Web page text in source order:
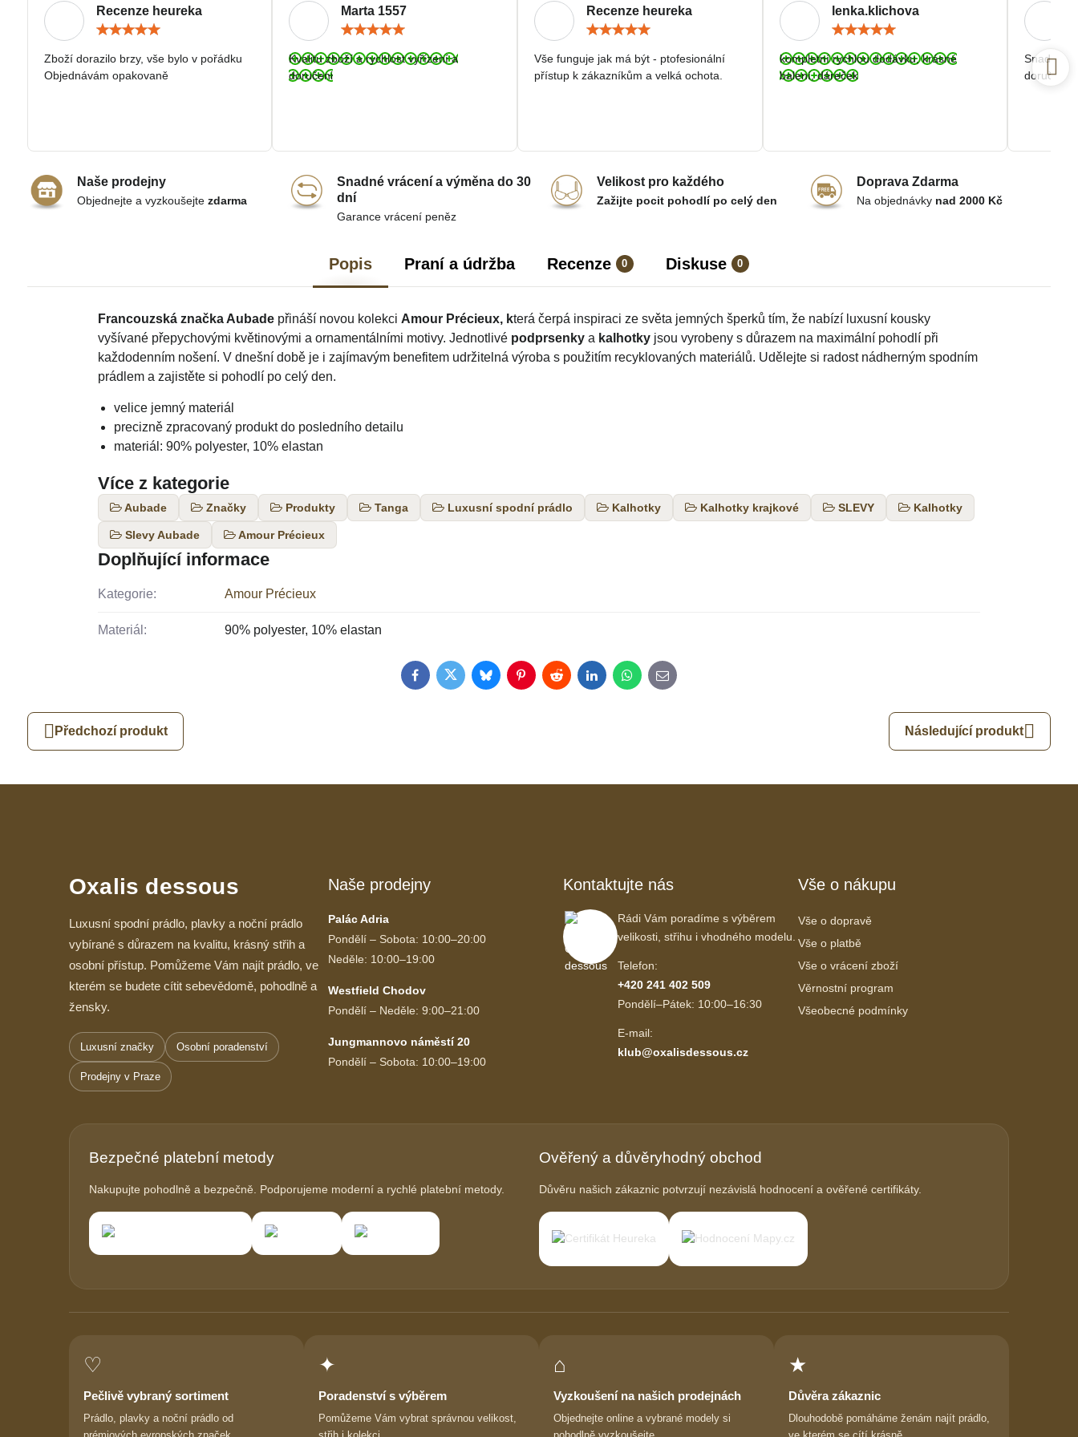
Popis Praní a údržba Recenze 0 Diskuse 0
Francouzská značka Aubadepřináší novou kolekci Amour Précieux, která čerpá inspiraci ze světa jemných šperků tím, že nabízí luxusní kousky
vyšívané přepychovými květinovými a ornamentálními motivy. Jednotlivé podprsenkya kalhotkyjsou vyrobeny s důrazem na maximální pohodlí při
každodenním nošení. V dnešní době je i zajímavým benefitem udržitelná výroba s použitím recyklovaných materiálů. Udělejte si radost nádherným spodním
prádlem a zajistěte si pohodlí po celý den.
velice jemný materiál
precizně zpracovaný produkt do posledního detailu
materiál: 90% polyester, 10% elastan
Více z kategorie
Aubade Značky Produkty Tanga Luxusní spodní prádlo Kalhotky Kalhotky krajkové SLEVY Kalhotky
Slevy Aubade Amour Précieux
Doplňující informace
Kategorie: Amour Précieux
Materiál: 90% polyester, 10% elastan
FacebookTwitterBlueskyPinterestRedditLinkedInWhatsApp
E-
mail
Předchozí produkt Následující produkt
Recenze heureka
/
5
Zboží dorazilo brzy, vše bylo v pořádku
Objednávám opakovaně
Marta 1557
/
5
Kvalitu zboží a rychlost vyřízení a
doručeni
Recenze heureka
/
5
Vše funguje jak má být - ptofesionální
přístup k zákazníkům a velká ochota.
lenka.klichova
/
5
kompletní rychlou dodávku, krásné
balení, dáreček
Snadná a
doručení.
Naše prodejny
Objednejte a vyzkoušejte zdarma
Snadné vrácení a výměna do 30
dní
Garance vrácení peněz
Velikost pro každého
Zažijte pocit pohodlí po celý den
Doprava Zdarma
Na objednávky nad 2000 Kč
Oxalis dessous
Luxusní spodní prádlo, plavky a noční prádlo
vybírané s důrazem na kvalitu, krásný střih a
osobní přístup. Pomůžeme Vám najít prádlo, ve
kterém se budete cítit sebevědomě, pohodlně a
žensky.
Luxusní značky Osobní poradenství
Prodejny v Praze
Naše prodejny
Palác Adria
Pondělí – Sobota: 10:00–20:00
Neděle: 10:00–19:00
Westfield Chodov
Pondělí – Neděle: 9:00–21:00
Jungmannovo náměstí 20
Pondělí – Sobota: 10:00–19:00
Kontaktujte nás
Rádi Vám poradíme s výběrem
velikosti, střihu i vhodného modelu.
Telefon:
+420 241 402 509
Pondělí–Pátek: 10:00–16:30
E-mail:
klub@oxalisdessous.cz
Vše o nákupu
Vše o dopravě
Vše o platbě
Vše o vrácení zboží
Věrnostní program
Všeobecné podmínky
Bezpečné platební metody
Nakupujte pohodlně a bezpečně. Podporujeme moderní a rychlé platební metody.
Ověřený a důvěryhodný obchod
Důvěru našich zákaznic potvrzují nezávislá hodnocení a ověřené certifikáty.
♡
Pečlivě vybraný sortiment
Prádlo, plavky a noční prádlo od
✦
Poradenství s výběrem
Pomůžeme Vám vybrat správnou velikost,
⌂
Vyzkoušení na našich prodejnách
Objednejte online a vybrané modely si
★
Důvěra zákaznic
Dlouhodobě pomáháme ženám najít prádlo,